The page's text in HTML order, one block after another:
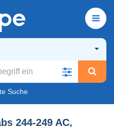
Suche
244-249 AC,